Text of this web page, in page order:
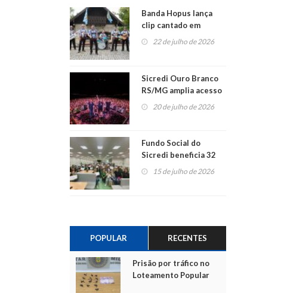
Banda Hopus lança
clip cantado em
alemão e inglês
22 de julho de 2026
Sicredi Ouro Branco
RS/MG amplia acesso
ao show dos 45 anos
para mais associados
20 de julho de 2026
Fundo Social do
Sicredi beneficia 32
projetos em
15 de julho de 2026
POPULAR RECENTES
Prisão por tráfico no
Loteamento Popular